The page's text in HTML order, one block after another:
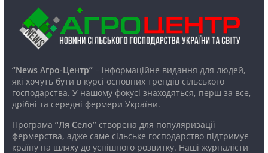
“News Агро-Центр”– інформаційне видання для людей,
які хочуть бути в курсі основних трендів сільського
господарства. У нашому фокусі знаходяться, перш за все,
дрібні та середні фермери України.
Програма “Ля Село”створена для популяризації
фермерства, адже саме сільське господарство підтримує
країну на шляху до успішного розвитку. Наші журналісти